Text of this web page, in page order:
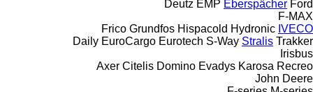
Deutz EMP Eberspächer Ford
F-MAX
Frico Grundfos Hispacold Hydronic IVECO
Daily EuroCargo Eurotech S-Way Stralis Trakker
Irisbus
Axer Citelis Domino Evadys Karosa Recreo
John Deere